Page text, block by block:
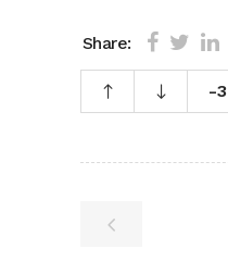
Share:
-3